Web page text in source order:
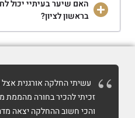
האם שיער בעיתיי יכול
בראשון לציון?
עשיתי החלקה אורגנית
זכיתי להכיר בחורה מהממת
והכי חשוב ההחלקה יצאה